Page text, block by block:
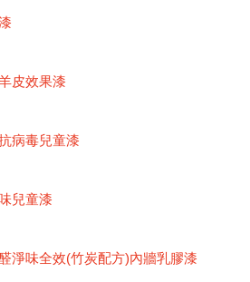
皮效果漆
病毒兒童漆
兒童漆
淨味全效(竹炭配方)內牆乳膠漆